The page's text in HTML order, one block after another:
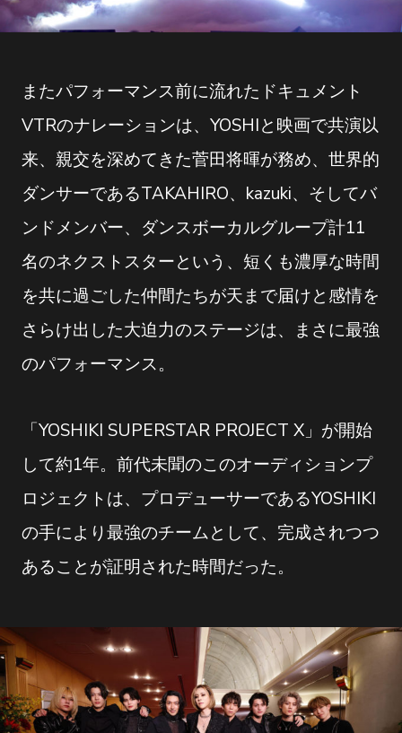
またパフォーマンス前に流れたドキュメント
VTRのナレーションは、YOSHIと映画で共演以
来、親交を深めてきた菅田将暉が務め、世界的
ダンサーであるTAKAHIRO、kazuki、そしてバ
ンドメンバー、ダンスボーカルグループ計11
名のネクストスターという、短くも濃厚な時間
を共に過ごした仲間たちが天まで届けと感情を
さらけ出した大迫力のステージは、まさに最強
のパフォーマンス。
「YOSHIKI SUPERSTAR PROJECT X」が開始
して約1年。前代未聞のこのオーディションプ
ロジェクトは、プロデューサーであるYOSHIKI
の手により最強のチームとして、完成されつつ
あることが証明された時間だった。